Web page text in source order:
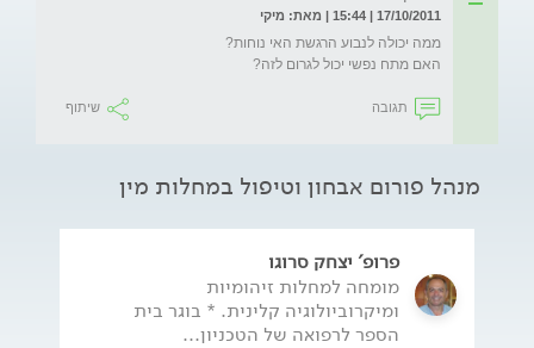
17/10/2011 | 15:44 | מאת: מיקי
האם מתח נפשי יכול לגרום לזה?
תגובה שיתוף
מנהל פורום אבחון וטיפול במחלות מין
פרופ' יצחק סרוגו
מומחה למחלות זיהומיות
ומיקרוביולוגיה קלינית. * בוגר בית
הספר לרפואה של הטכניון...